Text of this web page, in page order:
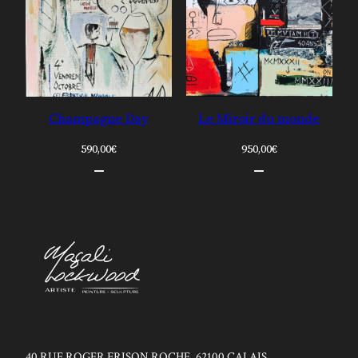
Champagne Day
590,00€
Le Miroir du monde
950,00€